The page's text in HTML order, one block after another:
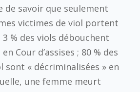
de savoir que seulement
victimes de viol portent
% des viols débouchent
Cour d’assises ; 80 % des
sont « décriminalisées » en
une femme meurt